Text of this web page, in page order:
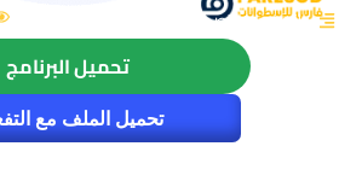
التصنيف: التصميم ثلاثى الابعاد
تحميل البرنامج
تحميل الملف مع